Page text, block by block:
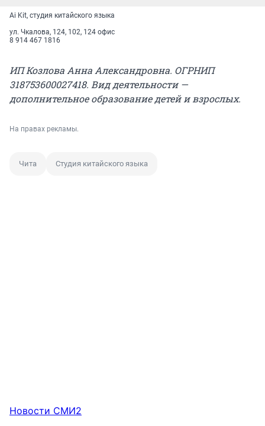
Ai Kit, студия китайского языка
ул. Чкалова, 124, 102, 124 офис
8 914 467 1816
ИП Козлова Анна Александровна. ОГРНИП
318753600027418. Вид деятельности —
дополнительное образование детей и взрослых.
На правах рекламы.
Чита Студия китайского языка
Новости СМИ2